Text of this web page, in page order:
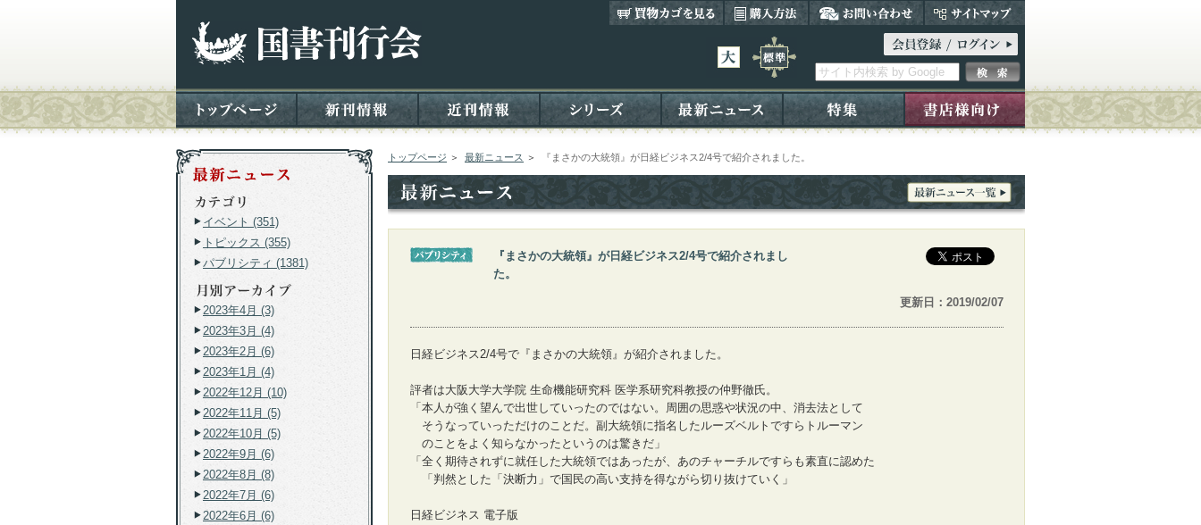
トップページ ＞ 最新ニュース ＞ 『まさかの大統領』が日経ビジネス2/4号で紹介されました。
『まさかの大統領』が日経ビジネス2/4号で紹介されまし
た。
更新日：2019/02/07
日経ビジネス2/4号で『まさかの大統領』が紹介されました。
評者は大阪大学大学院 生命機能研究科 医学系研究科教授の仲野徹氏。
「本人が強く望んで出世していったのではない。周囲の思惑や状況の中、消去法として
そうなっていっただけのことだ。副大統領に指名したルーズベルトですらトルーマン
のことをよく知らなかったというのは驚きだ」
「全く期待されずに就任した大統領ではあったが、あのチャーチルですらも素直に認めた
「判然とした「決断力」で国民の高い支持を得ながら切り抜けていく」
日経ビジネス 電子版
イベント (351)
トピックス (355)
パブリシティ (1381)
2023年4月 (3)
2023年3月 (4)
2023年2月 (6)
2023年1月 (4)
2022年12月 (10)
2022年11月 (5)
2022年10月 (5)
2022年9月 (6)
2022年8月 (8)
2022年7月 (6)
2022年6月 (6)